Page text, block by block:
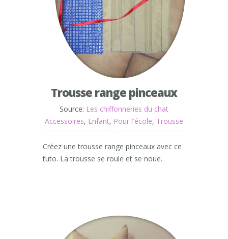
Trousse range pinceaux
Source: Les chiffonneries du chat
Accessoires, Enfant, Pour l'école, Trousse
Créez une trousse range pinceaux avec ce
tuto. La trousse se roule et se noue.